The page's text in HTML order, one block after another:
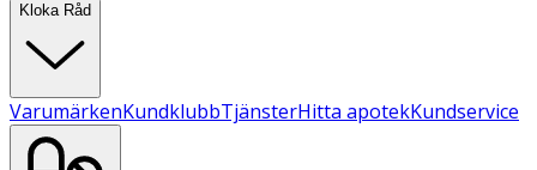
Kloka Råd
VarumärkenKundklubbTjänsterHitta apotekKundservice